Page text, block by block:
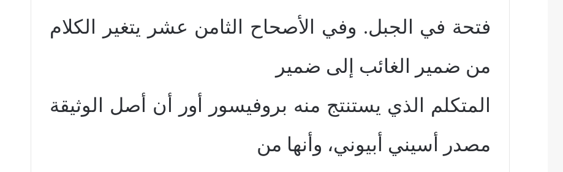
فتحة في الجبل. وفي الأصحاح الثامن عشر يتغير الكلام
من ضمير الغائب إلى ضمير
المتكلم الذي يستنتج منه بروفيسور أور أن أصل الوثيقة
مصدر أسيني أبيوني، وأنها من